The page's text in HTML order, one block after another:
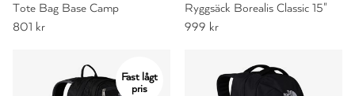
Tote Bag Base Camp
801 kr
Ryggsäck Borealis Classic 15"
999 kr
Fast lågt
pris